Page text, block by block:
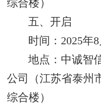
综合楼）
五、开启
时间：2025年
地点：中诚智
公司（江苏省泰州
综合楼）